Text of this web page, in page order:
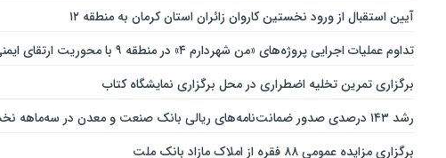
آیین استقبال از ورود نخستین کاروان زائران استان کرمان به منطقه ۱۲
تداوم عملیات اجرایی پروژه‌های «من شهردارم ۴» در منطقه ۹ با محوریت ارتقای ایمنی و تسهیل تردد
برگزاری تمرین تخلیه اضطراری در محل برگزاری نمایشگاه کتاب
رشد ۱۴۳ درصدی صدور ضمانت‌نامه‌های ریالی بانک صنعت و معدن در سه‌ماهه نخست سال جاری
برگزاری مزایده عمومی ۸۸ فقره از املاک مازاد بانک ملت